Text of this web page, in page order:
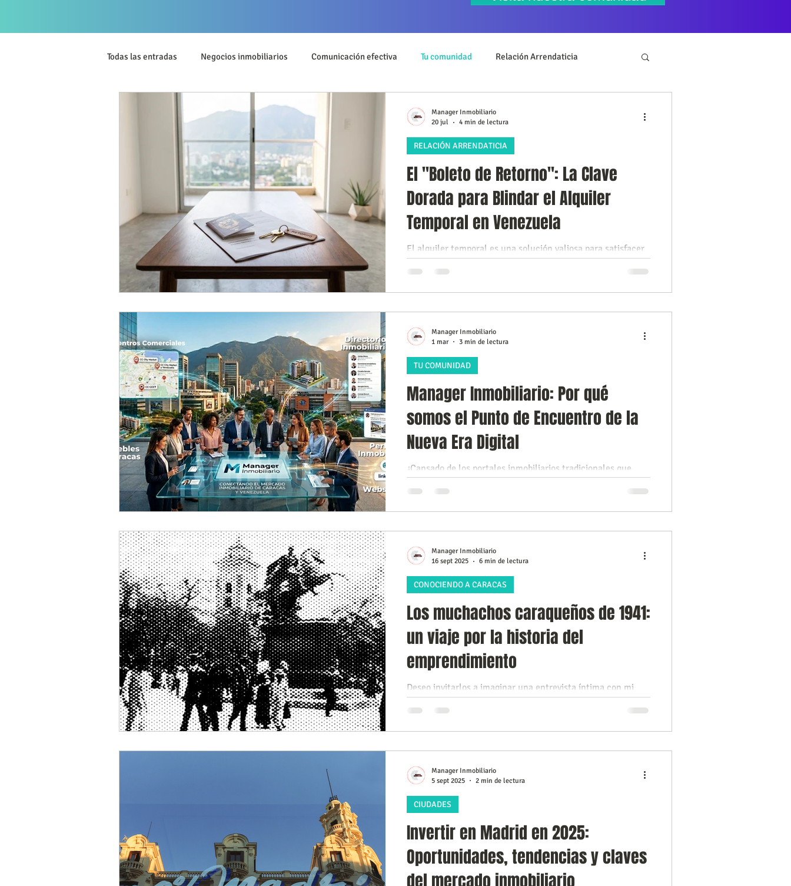
Todas las entradas Negocios inmobiliarios Comunicación efectiva Tu comunidad Relación Arrendaticia
Tips Inmobiliarios
Publicidad y mercadeo Artículos compra o alquilar una propiedad
documentación y gestiones
El "Boleto de Retorno": La Clave
Dorada para Blindar el Alquiler
Temporal en Venezuela
El alquiler temporal es una solución valiosa para satisfacer
prudencia y rigurosidad técnica.
RELACIÓN ARRENDATICIA
Manager Inmobiliario
20 jul
4 min de lectura
Manager Inmobiliario: Por qué
somos el Punto de Encuentro de la
Nueva Era Digital
¿Cansado de los portales inmobiliarios tradicionales que
Inmobiliario, el ecosistema disruptivo que une tecnología,
una red social profesional y curaduría de contenidos en un
cierren negocios de la nueva era. ¡El futuro del Real Estate
está aquí!
TU COMUNIDAD
Manager Inmobiliario
1 mar
3 min de lectura
Los muchachos caraqueños de 1941:
un viaje por la historia del
emprendimiento
Deseo invitarlos a imaginar una entrevista íntima con mi
Últimas Noticias que, a través de esta conversación,
podremos observar cómo, desde 1940 hasta la actualidad,
enfrentamos retos similares y siempre buscamos soluciones.
Los muchachos caraqueños de 1941: un viaje por la historia
CONOCIENDO A CARACAS
Manager Inmobiliario
16 sept 2025
6 min de lectura
Invertir en Madrid en 2025:
Oportunidades, tendencias y claves
del mercado inmobiliario
CIUDADES
Manager Inmobiliario
5 sept 2025
2 min de lectura